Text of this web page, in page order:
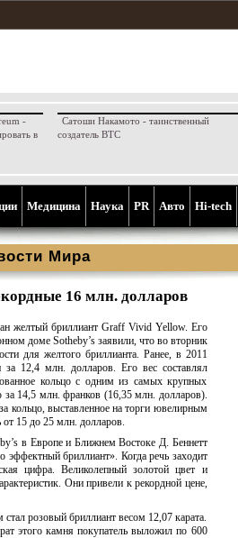
-
в
Сатоши Накамото - таинственный
создатель BTC
Медицина Наука PR Aвто Hi-tech
Мира
16 млн. долларов
желтый бриллиант Graff Vivid Yellow. Его
доме Sotheby’s заявили, что во вторник
для желтого бриллианта. Ранее, в 2011
12,4 млн. долларов. Его вес составлял
кольцо с одним из самых крупных
14,5 млн. франков (16,35 млн. долларов).
кольцо, выставленное на торги ювелирным
15 до 25 млн. долларов.
в Европе и Ближнем Востоке Д. Беннетт
эффектный бриллиант». Когда речь заходит
цифра. Великолепный золотой цвет и
Они привели к рекордной цене,
розовый бриллиант весом 12,07 карата.
этого камня покупатель выложил по 600